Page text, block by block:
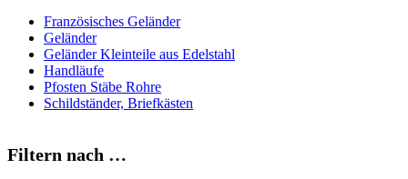
Französisches Geländer
Geländer
Geländer Kleinteile aus Edelstahl
Handläufe
Pfosten Stäbe Rohre
Schildständer, Briefkästen
Filtern nach …